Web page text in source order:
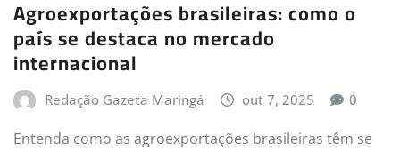
Agroexportações brasileiras: como o
país se destaca no mercado
internacional
Redação Gazeta Maringá out 7, 2025 0
Entenda como as agroexportações brasileiras têm se